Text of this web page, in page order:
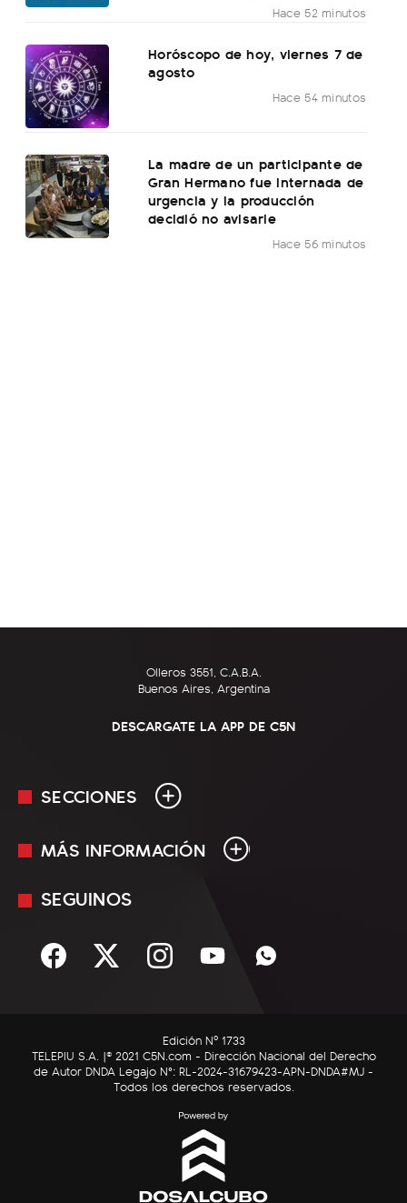
Hace 52 minutos
Horóscopo de hoy, viernes 7 de
agosto
Hace 54 minutos
La madre de un participante de
Gran Hermano fue internada de
urgencia y la producción
decidió no avisarle
Hace 56 minutos
Olleros 3551, C.A.B.A.
Buenos Aires, Argentina
DESCARGATE LA APP DE C5N
SECCIONES
En Vivo
Sociedad
C5N Autos
RatingCero
MÁS INFORMACIÓN
Mediakit
Términos y condiciones
SEGUINOS
Edición Nº 1733
TELEPIU S.A. |© 2021 C5N.com - Dirección Nacional del Derecho
de Autor DNDA Legajo N°: RL-2024-31679423-APN-DNDA#MJ -
Todos los derechos reservados.